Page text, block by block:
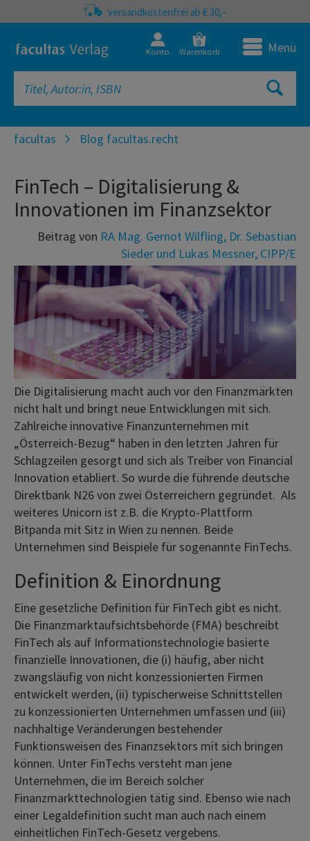
versandkostenfrei ab € 30,–
Konto
0
Warenkorb Menü
facultas Blog facultas.recht
FinTech – Digitalisierung &
Innovationen im Finanzsektor
Beitrag von RA Mag. Gernot Wilfling, Dr. Sebastian
Sieder und Lukas Messner, CIPP/E
Die Digitalisierung macht auch vor den Finanzmärkten
nicht halt und bringt neue Entwicklungen mit sich.
Zahlreiche innovative Finanzunternehmen mit
„Österreich-Bezug“ haben in den letzten Jahren für
Schlagzeilen gesorgt und sich als Treiber von Financial
Innovation etabliert. So wurde die führende deutsche
Direktbank N26 von zwei Österreichern gegründet. Als
weiteres Unicorn ist z.B. die Krypto-Plattform
Bitpanda mit Sitz in Wien zu nennen. Beide
Unternehmen sind Beispiele für sogenannte FinTechs.
Definition & Einordnung
Eine gesetzliche Definition für FinTech gibt es nicht.
Die Finanzmarktaufsichtsbehörde (FMA) beschreibt
FinTech als auf Informationstechnologie basierte
finanzielle Innovationen, die (i) häufig, aber nicht
zwangsläufig von nicht konzessionierten Firmen
entwickelt werden, (ii) typischerweise Schnittstellen
zu konzessionierten Unternehmen umfassen und (iii)
nachhaltige Veränderungen bestehender
Funktionsweisen des Finanzsektors mit sich bringen
können. Unter FinTechs versteht man jene
Unternehmen, die im Bereich solcher
Finanzmarkttechnologien tätig sind. Ebenso wie nach
einer Legaldefinition sucht man auch nach einem
einheitlichen FinTech-Gesetz vergebens.